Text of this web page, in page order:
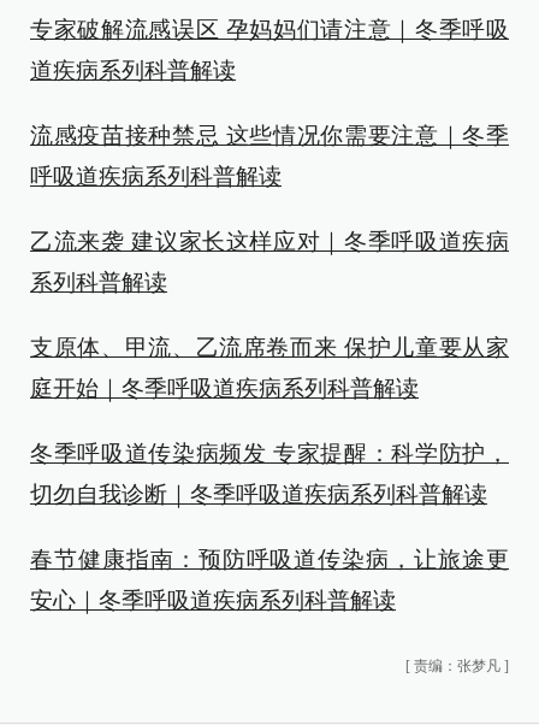
专家破解流感误区 孕妈妈们请注意｜冬季呼吸
道疾病系列科普解读
流感疫苗接种禁忌 这些情况你需要注意｜冬季
呼吸道疾病系列科普解读
乙流来袭 建议家长这样应对｜冬季呼吸道疾病
系列科普解读
支原体、甲流、乙流席卷而来 保护儿童要从家
庭开始｜冬季呼吸道疾病系列科普解读
冬季呼吸道传染病频发 专家提醒：科学防护，
切勿自我诊断｜冬季呼吸道疾病系列科普解读
春节健康指南：预防呼吸道传染病，让旅途更
安心｜冬季呼吸道疾病系列科普解读
[ 责编：张梦凡 ]